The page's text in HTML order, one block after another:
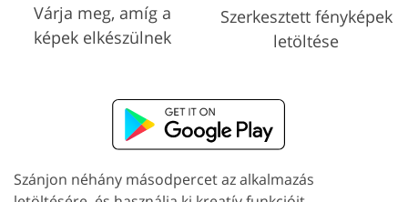
Várja meg, amíg a
képek elkészülnek
Szerkesztett fényképek
letöltése
Szánjon néhány másodpercet az alkalmazás